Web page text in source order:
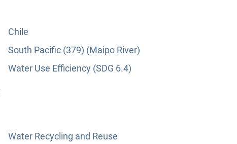
Chile
South Pacific (379) (Maipo River)
Water Use Efficiency (SDG 6.4)
Water Recycling and Reuse